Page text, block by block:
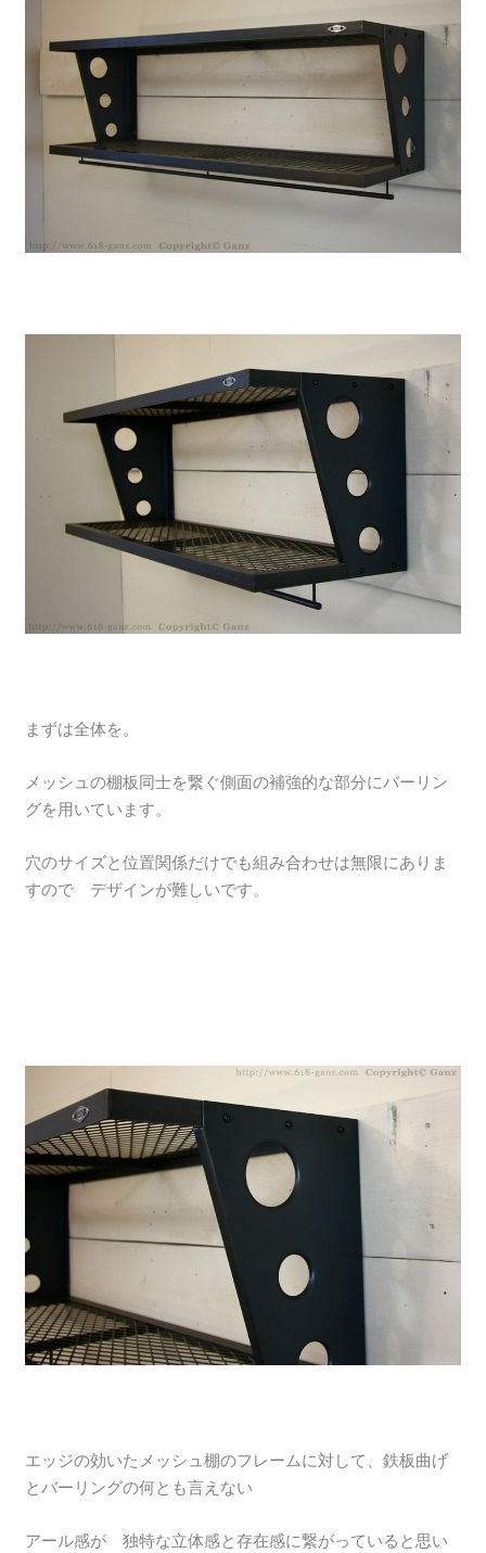
まずは全体を。
メッシュの棚板同士を繋ぐ側面の補強的な部分にバーリン
グを用いています。
穴のサイズと位置関係だけでも組み合わせは無限にありま
すので デザインが難しいです。
エッジの効いたメッシュ棚のフレームに対して、鉄板曲げ
とバーリングの何とも言えない
アール感が 独特な立体感と存在感に繋がっていると思い